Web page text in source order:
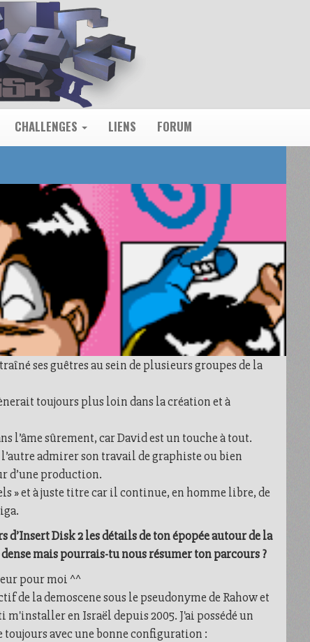
CHALLENGES LIENS FORUM
ses guêtres au sein de plusieurs groupes de la
toujours plus loin dans la création et à
l’âme sûrement, car David est un touche à tout.
admirer son travail de graphiste ou bien
d’une production.
» et à juste titre car il continue, en homme libre, de
Disk 2 les détails de ton épopée autour de la
mais pourrais-tu nous résumer ton parcours ?
pour moi ^^
de la demoscene sous le pseudonyme de Rahow et
m'installer en Israël depuis 2005. J'ai possédé un
toujours avec une bonne configuration :